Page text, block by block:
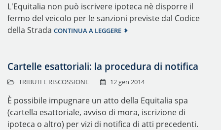
L'Equitalia non può iscrivere ipoteca nè disporre il
fermo del veicolo per le sanzioni previste dal Codice
della Strada CONTINUA A LEGGERE
Cartelle esattoriali: la procedura di notifica
TRIBUTI E RISCOSSIONE 12 gen 2014
È possibile impugnare un atto della Equitalia spa
(cartella esattoriale, avviso di mora, iscrizione di
ipoteca o altro) per vizi di notifica di atti precedenti.